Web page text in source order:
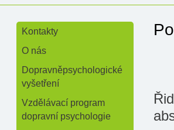
Kontakty
O nás
Dopravněpsychologické
vyšetření
Vzdělávací program
dopravní psychologie